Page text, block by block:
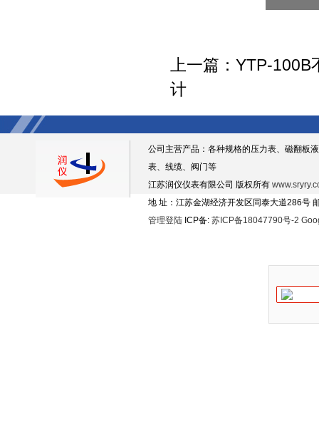
上一篇： YTP-100B
计
公司主营产品：各种规格的压力表、磁翻板
表、线缆、阀门等
江苏润仪仪表有限公司 版权所有
地 址：江苏金湖经济开发区同泰大道286号
管理登陆 ICP备: 苏ICP备18047790号-2